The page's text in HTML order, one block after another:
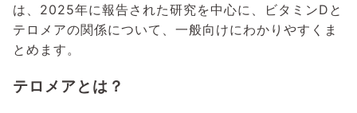
は、2025年に報告された研究を中心に、ビタミンDと
テロメアの関係について、一般向けにわかりやすくま
とめます。
テロメアとは？